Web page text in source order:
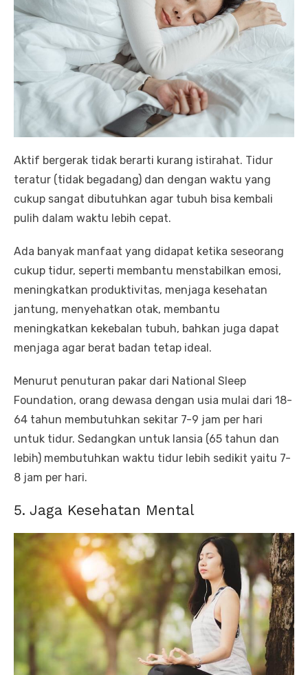
Aktif bergerak tidak berarti kurang istirahat. Tidur
teratur (tidak begadang) dan dengan waktu yang
cukup sangat dibutuhkan agar tubuh bisa kembali
pulih dalam waktu lebih cepat.
Ada banyak manfaat yang didapat ketika seseorang
cukup tidur, seperti membantu menstabilkan emosi,
meningkatkan produktivitas, menjaga kesehatan
jantung, menyehatkan otak, membantu
meningkatkan kekebalan tubuh, bahkan juga dapat
menjaga agar berat badan tetap ideal.
Menurut penuturan pakar dari National Sleep
Foundation, orang dewasa dengan usia mulai dari 18-
64 tahun membutuhkan sekitar 7-9 jam per hari
untuk tidur. Sedangkan untuk lansia (65 tahun dan
lebih) membutuhkan waktu tidur lebih sedikit yaitu 7-
8 jam per hari.
5. Jaga Kesehatan Mental